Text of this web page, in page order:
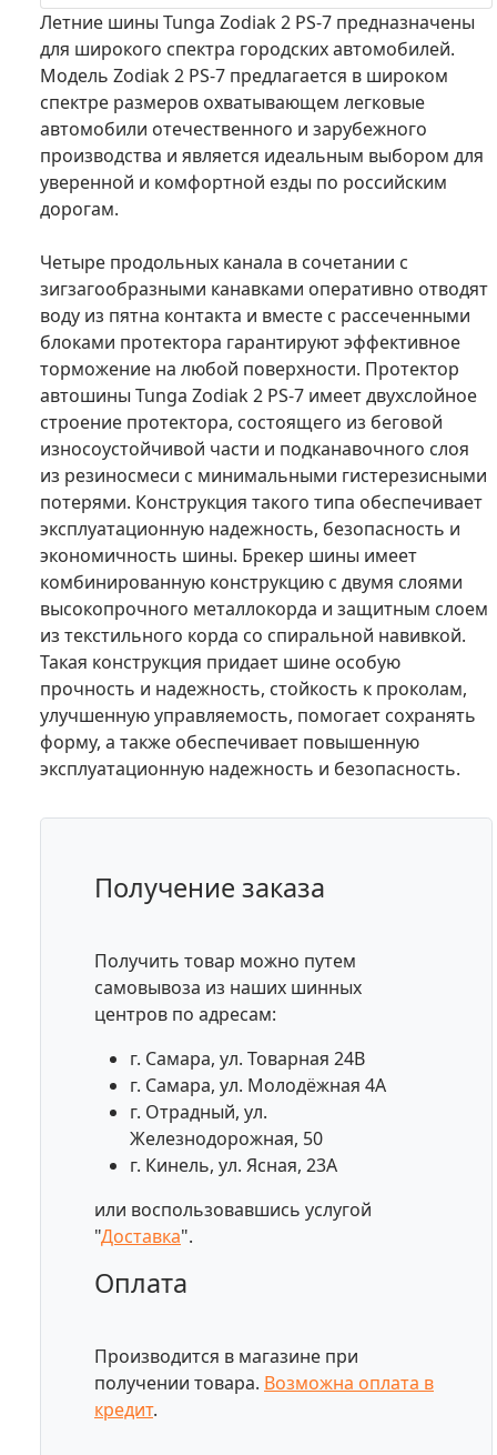
Летние шины Tunga Zodiak 2 PS-7 предназначены
для широкого спектра городских автомобилей.
Модель Zodiak 2 PS-7 предлагается в широком
спектре размеров охватывающем легковые
автомобили отечественного и зарубежного
производства и является идеальным выбором для
уверенной и комфортной езды по российским
дорогам.
Четыре продольных канала в сочетании с
зигзагообразными канавками оперативно отводят
воду из пятна контакта и вместе с рассеченными
блоками протектора гарантируют эффективное
торможение на любой поверхности. Протектор
автошины Tunga Zodiak 2 PS-7 имеет двухслойное
строение протектора, состоящего из беговой
износоустойчивой части и подканавочного слоя
из резиносмеси с минимальными гистерезисными
потерями. Конструкция такого типа обеспечивает
эксплуатационную надежность, безопасность и
экономичность шины. Брекер шины имеет
комбинированную конструкцию с двумя слоями
высокопрочного металлокорда и защитным слоем
из текстильного корда со спиральной навивкой.
Такая конструкция придает шине особую
прочность и надежность, стойкость к проколам,
улучшенную управляемость, помогает сохранять
форму, а также обеспечивает повышенную
эксплуатационную надежность и безопасность.
Получение заказа
Получить товар можно путем
самовывоза из наших шинных
центров по адресам:
г. Самара, ул. Товарная 24В
г. Самара, ул. Молодёжная 4А
г. Отрадный, ул.
Железнодорожная, 50
г. Кинель, ул. Ясная, 23А
или воспользовавшись услугой
"Доставка".
Оплата
Производится в магазине при
получении товара. Возможна оплата в
кредит.